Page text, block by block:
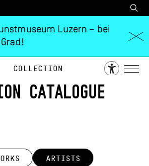
Luzern – bei
Collection
CATALOGUE
ARTISTS